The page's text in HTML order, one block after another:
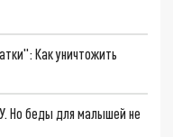
Как уничтожить
Но беды для малышей не